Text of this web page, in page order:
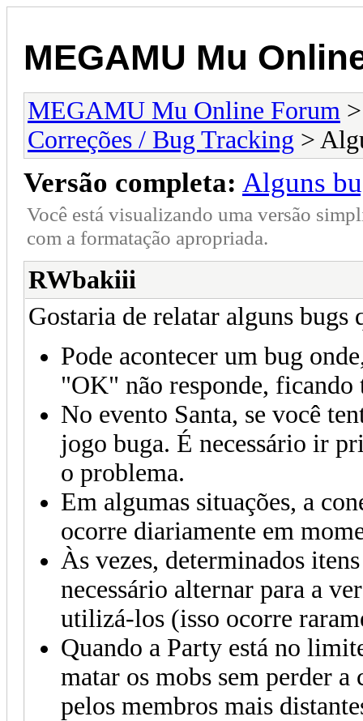
MEGAMU Mu
MEGAMU Mu Online Forum
Correções / Bug Tracking >
Versão completa: Alguns
Você está visualizando uma versão
com a formatação apropriada.
RWbakiii
Gostaria de relatar alguns bugs
Pode acontecer um bug
"OK" não responde, ficando
No evento Santa, se você
jogo buga. É necessário ir
o problema.
Em algumas situações, a
ocorre diariamente em
Às vezes, determinados
necessário alternar para a
utilizá-los (isso ocorre
Quando a Party está no
matar os mobs sem perder
pelos membros mais